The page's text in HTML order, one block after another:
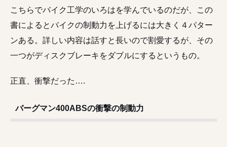
こちらでバイク工学のいろはを学んでいるのだが、この
書によるとバイクの制動力を上げるには大きく４パター
ンある。詳しい内容は話すと長いので割愛するが、その
一つがディスクブレーキをダブルにするというもの。
正直、衝撃だった….
バーグマン400ABSの衝撃の制動力